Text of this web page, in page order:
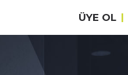
ÜYE OL |